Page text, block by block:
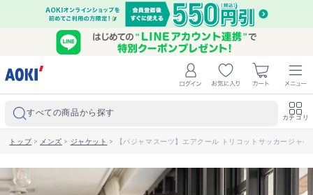
すべての商品から探す カテゴリ
トップ> メンズ > ジャケット > 【パジャマスーツ】エアクール トリコットサッカージャ